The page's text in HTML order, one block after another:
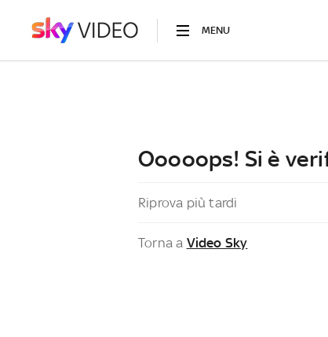
MENU
Ooooops! Si è
Riprova più tardi
Torna a Video Sky